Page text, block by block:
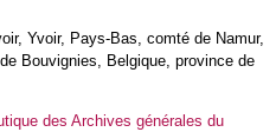
Yvoir, Pays-Bas, comté de Namur,
Bouvignies, Belgique, province de
des Archives générales du